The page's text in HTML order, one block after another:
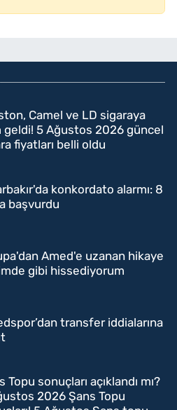
Camel ve LD sigaraya
geldi! 5 Ağustos 2026 güncel
fiyatları belli oldu
konkordato alarmı: 8
başvurdu
Amed'e uzanan hikaye
gibi hissediyorum
transfer iddialarına
Topu sonuçları açıklandı mı?
2026 Şans Topu